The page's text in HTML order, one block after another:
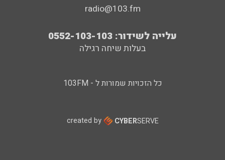
radio@103.fm
עלייה לשידור: 0552-103-103
בעלות שיחה רגילה
כל הזכויות שמורות ל - 103FM
created by CYBERSERVE